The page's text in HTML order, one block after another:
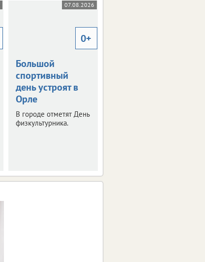
07.08.2026
0+
Большой
спортивный
день устроят в
Орле
В городе отметят День
физкультурника.